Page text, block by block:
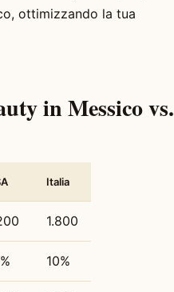
ottimizzando la tua
in Messico vs.
Italia
1.800
10%